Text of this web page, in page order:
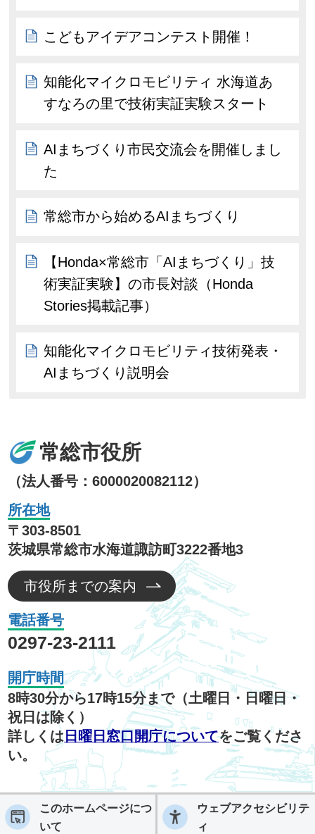
こどもアイデアコンテスト開催！
知能化マイクロモビリティ 水海道あ
すなろの里で技術実証実験スタート
AIまちづくり市民交流会を開催しまし
た
常総市から始めるAIまちづくり
【Honda×常総市「AIまちづくり」技
術実証実験】の市長対談（Honda
Stories掲載記事）
知能化マイクロモビリティ技術発表・
AIまちづくり説明会
常総市役所
（法人番号：6000020082112）
所在地
〒303-8501
茨城県常総市水海道諏訪町3222番地3
市役所までの案内
電話番号
0297-23-2111
開庁時間
8時30分から17時15分まで（土曜日・日曜日・
祝日は除く）
詳しくは 日曜日窓口開庁についてをご覧くださ
い。
このホームページにつ
いて
ウェブアクセシビリテ
ィ